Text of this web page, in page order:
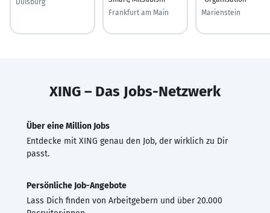
Frankfurt am Main
Marienstein
XING – Das Jobs-Netzwerk
Über eine Million Jobs
Entdecke mit XING genau den Job, der wirklich zu Dir
passt.
Persönliche Job-Angebote
Lass Dich finden von Arbeitgebern und über 20.000